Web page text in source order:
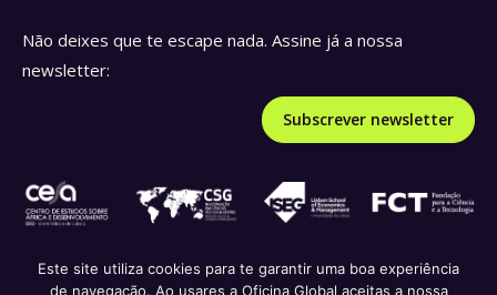
Não deixes que te escape nada. Assine já a nossa
newsletter:
Subscrever newsletter
Este site utiliza cookies para te garantir uma boa experiência
de navegação. Ao usares a Oficina Global aceitas a nossa